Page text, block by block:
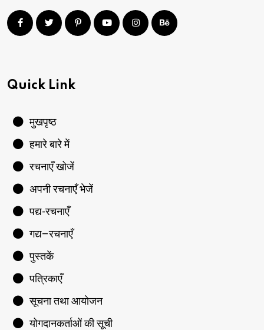
Quick Link
मुखपृष्ठ
हमारे बारे में
रचनाएँ खोजें
अपनी रचनाएँ भेजें
पद्य-रचनाएँ
गद्य–रचनाएँ
पुस्तकें
पत्रिकाएँ
सूचना तथा आयोजन
योगदानकर्ताओं की सूची